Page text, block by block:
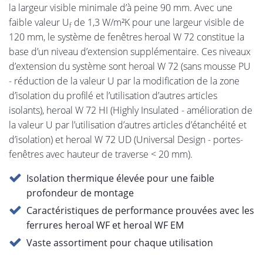
la largeur visible minimale d’à peine 90 mm. Avec une
faible valeur Uf de 1,3 W/m²K pour une largeur visible de
120 mm, le système de fenêtres heroal W 72 constitue la
base d’un niveau d’extension supplémentaire. Ces niveaux
d’extension du système sont heroal W 72 (sans mousse PU
- réduction de la valeur U par la modification de la zone
d’isolation du profilé et l’utilisation d’autres articles
isolants), heroal W 72 HI (Highly Insulated - amélioration de
la valeur U par l’utilisation d’autres articles d’étanchéité et
d’isolation) et heroal W 72 UD (Universal Design - portes-
fenêtres avec hauteur de traverse < 20 mm).
Isolation thermique élevée pour une faible
profondeur de montage
Caractéristiques de performance prouvées avec les
ferrures heroal WF et heroal WF EM
Vaste assortiment pour chaque utilisation